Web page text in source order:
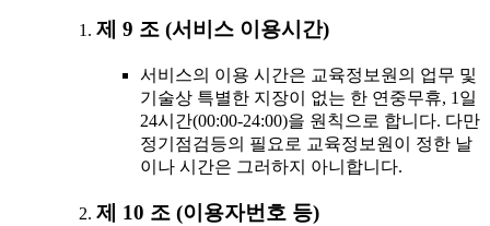
제 9 조 (서비스 이용시간)
서비스의 이용 시간은 교육정보원의 업무 및
기술상 특별한 지장이 없는 한 연중무휴, 1일
24시간(00:00-24:00)을 원칙으로 합니다. 다만
정기점검등의 필요로 교육정보원이 정한 날
이나 시간은 그러하지 아니합니다.
제 10 조 (이용자번호 등)